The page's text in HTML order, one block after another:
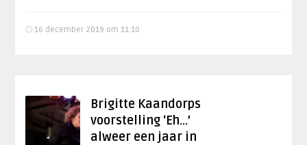
16 december 2019 om 11:10
Brigitte Kaandorps
voorstelling ‘Eh…’
alweer een jaar in